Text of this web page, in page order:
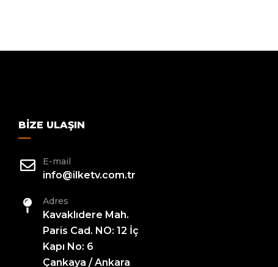
BIZE ULAŞIN
E-mail
info@ilketv.com.tr
Adres
Kavaklıdere Mah.
Paris Cad. NO: 12 İç
Kapı No: 6
Çankaya / Ankara